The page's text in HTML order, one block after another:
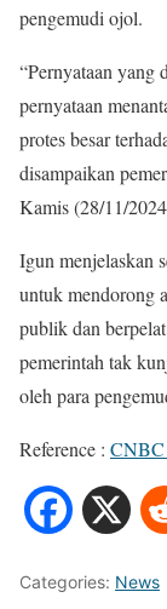
pengemudi ojol.
“Pernyataan yang
pernyataan
protes besar
disampaikan
Kamis (28/11/
Igun menjelaskan
untuk mendorong
publik dan
pemerintah tak
oleh para
Reference : CNBC
Categories: News